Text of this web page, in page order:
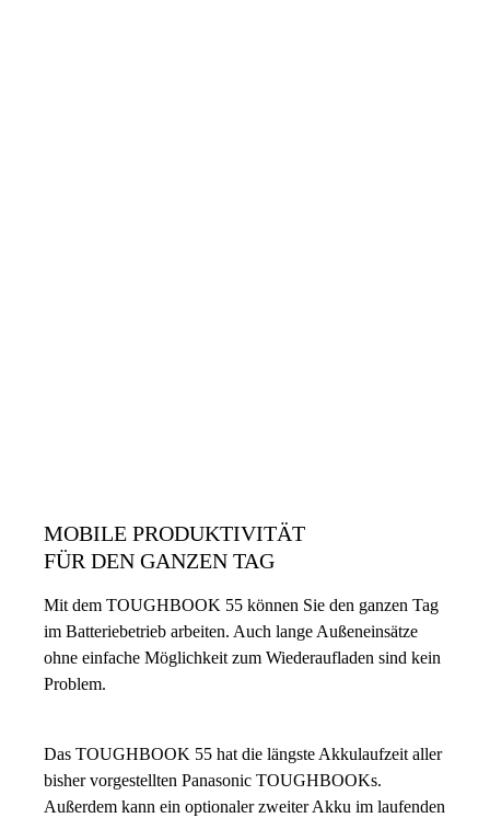
MOBILE PRODUKTIVITÄT
FÜR DEN GANZEN TAG
Mit dem TOUGHBOOK 55 können Sie den ganzen Tag
im Batteriebetrieb arbeiten. Auch lange Außeneinsätze
ohne einfache Möglichkeit zum Wiederaufladen sind kein
Problem.
Das TOUGHBOOK 55 hat die längste Akkulaufzeit aller
bisher vorgestellten Panasonic TOUGHBOOKs.
Außerdem kann ein optionaler zweiter Akku im laufenden